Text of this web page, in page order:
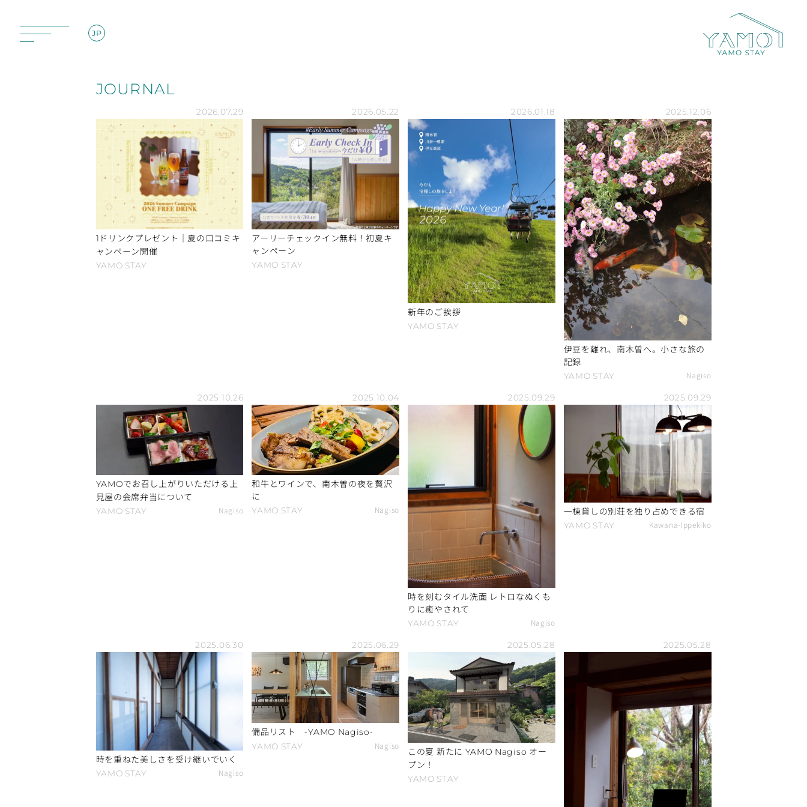
JP
JOURNAL
2026.07.29
1 ドリンクプレゼント｜夏の口コミキ
ャンペーン開催
YAMO STAY
2026.05.22
アーリーチェックイン無料！初夏キ
ャンペーン
YAMO STAY
2026.01.18
新年のご挨拶
YAMO STAY
2025.12.06
伊豆を離れ、南木曽へ。小さな旅の
記録
YAMO STAY Nagiso
2025.10.26
YAMOでお召し上がりいただける上
見屋の会席弁当について
YAMO STAY Nagiso
2025.10.04
和牛とワインで、南木曽の夜を贅沢
に
YAMO STAY Nagiso
2025.09.29
時を刻むタイル洗面 レトロなぬくも
りに癒やされて
YAMO STAY Nagiso
2025.09.29
一棟貸しの別荘を独り占めできる宿
YAMO STAY Kawana-Ippekiko
2025.06.30
時を重ねた美しさを受け継いでいく
YAMO STAY Nagiso
2025.06.29
備品リスト -YAMO Nagiso-
YAMO STAY Nagiso
2025.05.28
この夏 新たに YAMO Nagiso
プン！
YAMO STAY
2025.05.28